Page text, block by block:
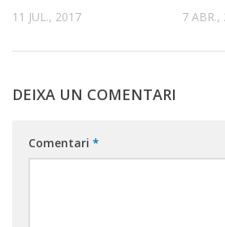
11 JUL., 2017 7 ABR.,
DEIXA UN COMENTARI
Comentari *